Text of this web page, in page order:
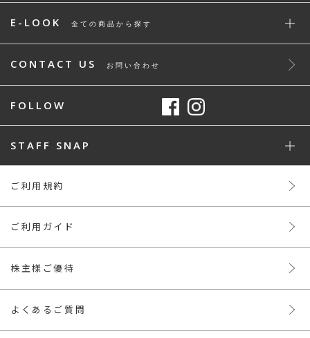
E-LOOK 全ての商品から探す
CONTACT US お問い合わせ
FOLLOW
STAFF SNAP
ご利用規約
ご利用ガイド
株主様ご優待
よくあるご質問